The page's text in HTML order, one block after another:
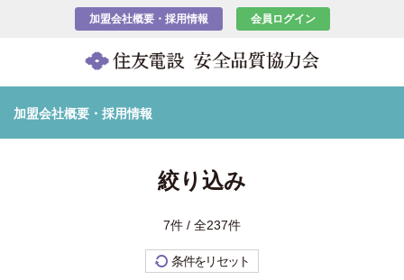
加盟会社概要・採用情報 会員ログイン
加盟会社概要・採用情報
絞り込み
7件 / 全237件
条件をリセット